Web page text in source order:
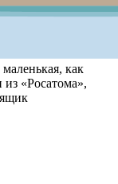
как
из «Росатома»,